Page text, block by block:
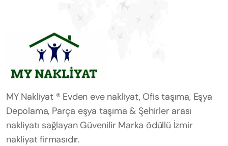
MY Nakliyat ® Evden eve nakliyat, Ofis taşıma, Eşya
Depolama, Parça eşya taşıma & Şehirler arası
nakliyatı sağlayan Güvenilir Marka ödüllü İzmir
nakliyat firmasıdır.